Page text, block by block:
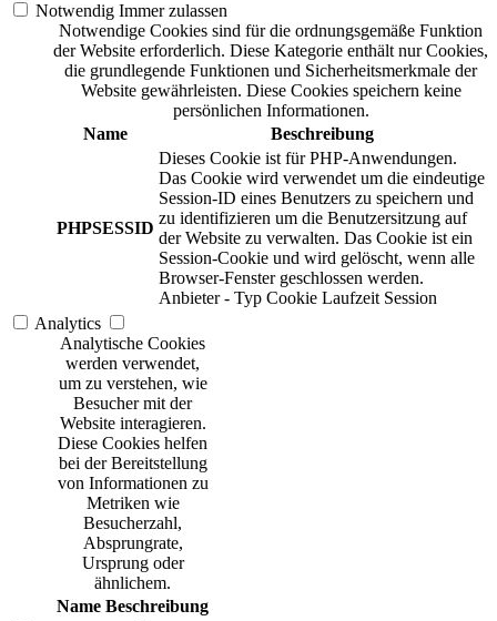
Notwendig Immer zulassen
Notwendige Cookies sind für die ordnungsgemäße Funktion
der Website erforderlich. Diese Kategorie enthält nur Cookies,
die grundlegende Funktionen und Sicherheitsmerkmale der
Website gewährleisten. Diese Cookies speichern keine
persönlichen Informationen.
Name
Beschreibung
PHPSESSID
Dieses Cookie ist für PHP-Anwendungen.
Das Cookie wird verwendet um die eindeutige
Session-ID eines Benutzers zu speichern und
zu identifizieren um die Benutzersitzung auf
der Website zu verwalten. Das Cookie ist ein
Session-Cookie und wird gelöscht, wenn alle
Browser-Fenster geschlossen werden.
Anbieter - Typ Cookie Laufzeit Session
Analytics
Analytische Cookies
werden verwendet,
um zu verstehen, wie
Besucher mit der
Website interagieren.
Diese Cookies helfen
bei der Bereitstellung
von Informationen zu
Metriken wie
Besucherzahl,
Absprungrate,
Ursprung oder
ähnlichem.
Name Beschreibung